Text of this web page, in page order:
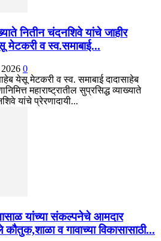
नितीन चंदनशिवे यांचे जाहीर
मेटकरी व स्व.समाबाई...
0
येसू मेटकरी व स्व. समाबाई दादासाहेब
महाराष्ट्रातील सुप्रसिद्ध व्याख्याते
यांचे प्रेरणादायी...
यांच्या संकल्पनेचे आमदार
व गावाच्या विकासासाठी...